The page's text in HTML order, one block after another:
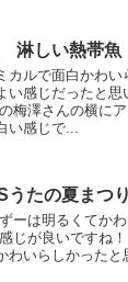
淋しい熱帯魚
ルで面白かわい
い感じだったと
梅澤さんの横に
い感じで...
うたの夏まつ
ーは明るくてか
じが良いですね
わいらしかったと